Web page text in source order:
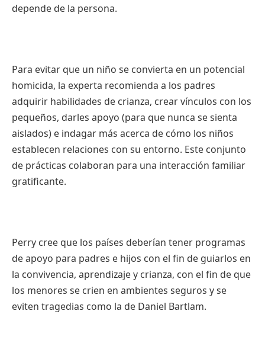
depende de la persona.
Para evitar que un niño se convierta en un potencial
homicida, la experta recomienda a los padres
adquirir habilidades de crianza, crear vínculos con los
pequeños, darles apoyo (para que nunca se sienta
aislados) e indagar más acerca de cómo los niños
establecen relaciones con su entorno. Este conjunto
de prácticas colaboran para una interacción familiar
gratificante.
Perry cree que los países deberían tener programas
de apoyo para padres e hijos con el fin de guiarlos en
la convivencia, aprendizaje y crianza, con el fin de que
los menores se crien en ambientes seguros y se
eviten tragedias como la de Daniel Bartlam.